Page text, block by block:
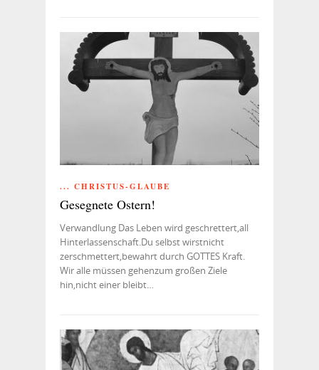
... CHRISTUS-GLAUBE
Gesegnete Ostern!
Verwandlung Das Leben wird geschrettert,all
Hinterlassenschaft.Du selbst wirstnicht
zerschmettert,bewahrt durch GOTTES Kraft.
Wir alle müssen gehenzum großen Ziele
hin,nicht einer bleibt…